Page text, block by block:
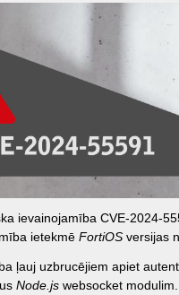
ievainojamība CVE-2024-
ietekmē FortiOS versijas
ļauj uzbrucējiem apiet
Node.js websocket modulim.